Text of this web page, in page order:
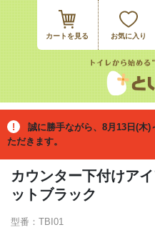
カートを見る お気に入り
誠に勝手ながら、8月13日(木
ただきます。
カウンター下付け
ットブラック
型番：TBI01